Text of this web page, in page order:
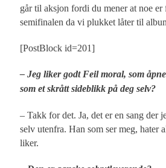
går til aksjon fordi du mener at noe
semifinalen da vi plukket låter til
[PostBlock id=201]
– Jeg liker godt Feil moral, som
som et skrått sideblikk på deg selv?
– Takk for det. Ja, det er en sang der
selv utenfra. Han som ser meg, hater
liker.